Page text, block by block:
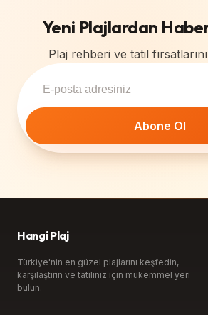
Yeni Plajlardan
Plaj rehberi ve tatil
Abone Ol
Hangi Plaj
Türkiye'nin en güzel plajlarını keşfedin,
karşılaştırın ve tatiliniz için mükemmel yeri
bulun.